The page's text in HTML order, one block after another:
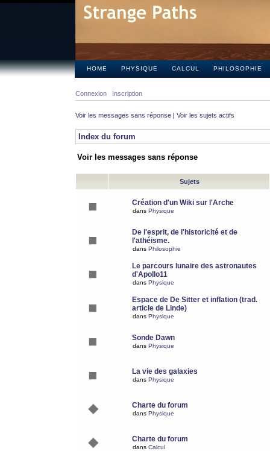
HOME PHYSIQUE CALCUL PHILOSOPHIE
Connexion Inscription
Voir les messages sans réponse | Voir les sujets actifs
Index du forum
Voir les messages sans réponse
Sujets
Création d'un Wiki sur l'Arche
dans Physique
De l'esprit, de l'historicité et de
l'athéisme.
dans Philosophie
Le parcours lunaire des astronautes
d'Apollo11
dans Physique
Espace de De Sitter et inflation (trad.
article de Linde)
dans Physique
Sonde Dawn
dans Physique
La vie des galaxies
dans Physique
Charte du forum
dans Physique
Charte du forum
dans Calcul